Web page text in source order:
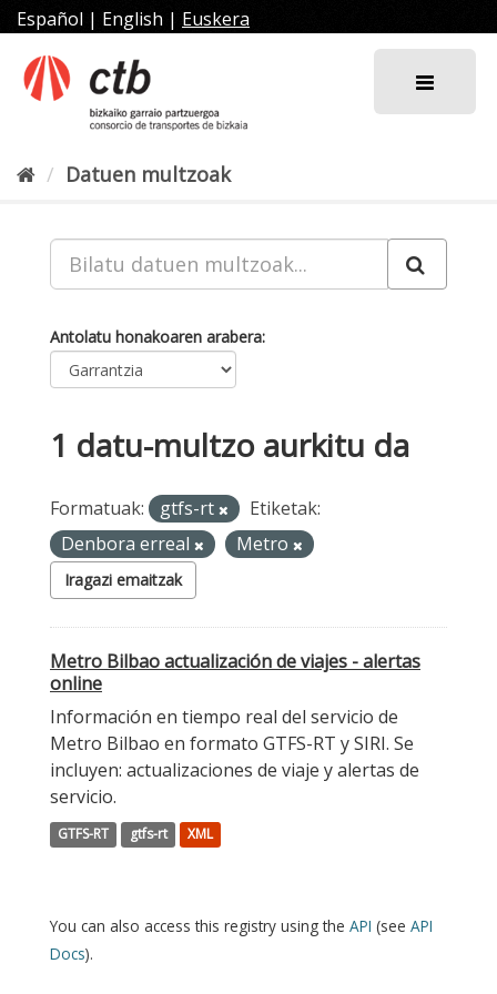
Joan
edukira
Español | English | Euskera
Datuen multzoak
Antolatu honakoaren arabera
1 datu-multzo aurkitu da
Formatuak: gtfs-rt
Etiketak:
Denbora erreal
Metro
Iragazi emaitzak
Metro Bilbao actualización de viajes - alertas
online
Información en tiempo real del servicio de
Metro Bilbao en formato GTFS-RT y SIRI. Se
incluyen: actualizaciones de viaje y alertas de
servicio.
GTFS-RT gtfs-rt XML
You can also access this registry using the API (see API
Docs).